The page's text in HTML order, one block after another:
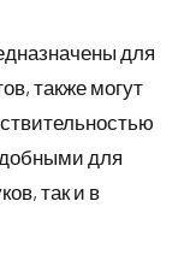
для
также могут
для
так и в